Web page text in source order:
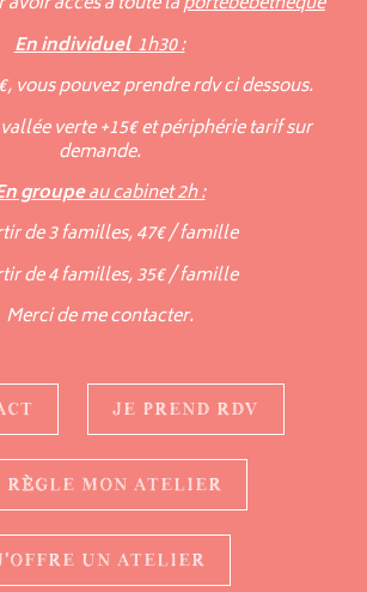
En individuel1h30 :
vous pouvez prendre rdv ci dessous.
verte +15€ et périphérie tarif sur
demande.
groupeau cabinet 2h :
de 3 familles, 47€ / famille
de 4 familles, 35€ / famille
Merci de me contacter.
JE PREND RDV
RÈGLE MON ATELIER
UN ATELIER